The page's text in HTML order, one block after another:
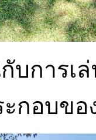
บการเ
กอบขอ